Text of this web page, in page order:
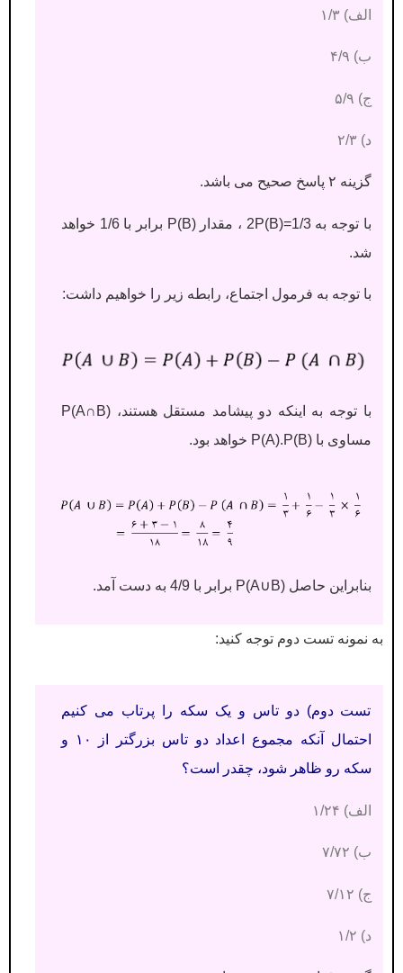
الف) ۱/۳
ب) ۴/۹
ج) ۵/۹
د) ۲/۳
گزینه ۲ پاسخ صحیح می باشد.
با توجه به 2P(B)=1/3 ، مقدار P(B) برابر با 1/6 خواهد
شد.
با توجه به فرمول اجتماع، رابطه زیر را خواهیم داشت:
با توجه به اینکه دو پیشامد مستقل هستند، P(A∩B)
مساوی با P(A).P(B) خواهد بود.
بنابراین حاصل P(A∪B) برابر با 4/9 به دست آمد.
به نمونه تست دوم توجه کنید:
تست دوم) دو تاس و یک سکه را پرتاب می کنیم
احتمال آنکه مجموع اعداد دو تاس بزرگتر از ۱۰ و
سکه رو ظاهر شود، چقدر است؟
الف) ۱/۲۴
ب) ۷/۷۲
ج) ۷/۱۲
د) ۱/۲